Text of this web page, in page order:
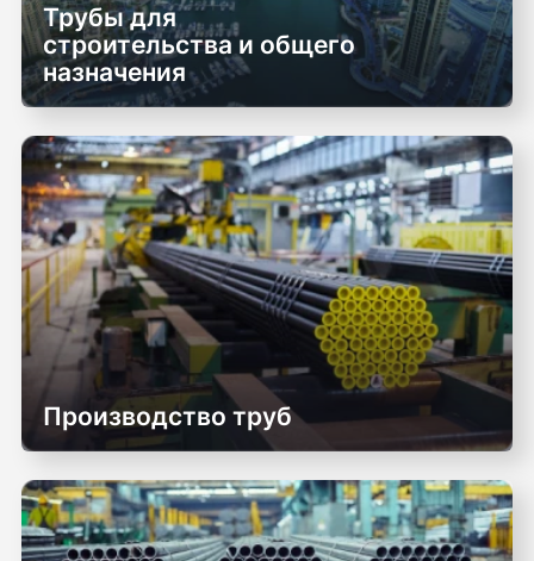
Трубы для
строительства и общего
назначения
Производство труб